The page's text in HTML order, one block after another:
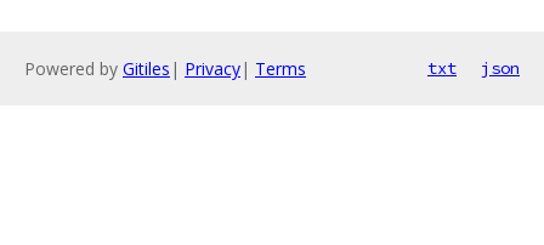
Powered by Gitiles | Privacy| Terms txt json